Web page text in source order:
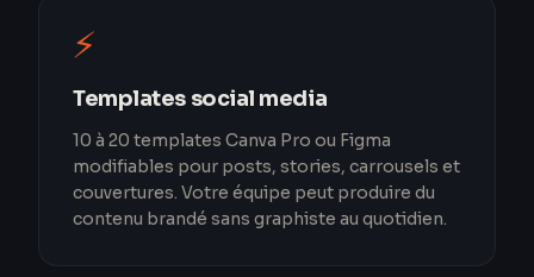
⚡
Templates social media
10 à 20 templates Canva Pro ou Figma
modifiables pour posts, stories, carrousels et
couvertures. Votre équipe peut produire du
contenu brandé sans graphiste au quotidien.